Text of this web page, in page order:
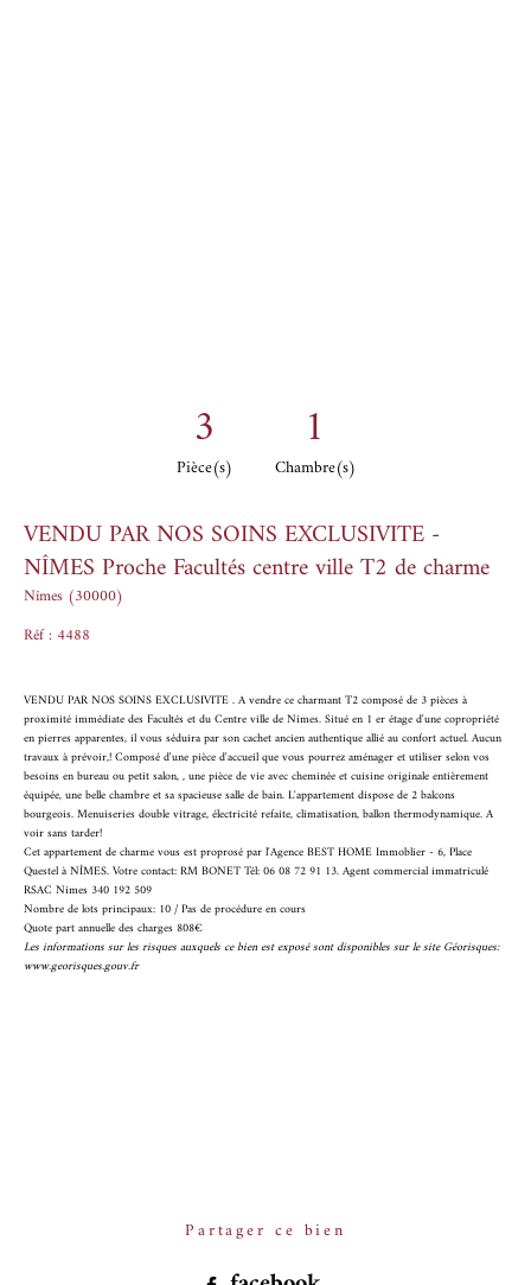
3
Pièce(s)
1
Chambre(s)
VENDU PAR NOS SOINS EXCLUSIVITE -
NÎMES Proche Facultés centre ville T2 de charme
Nîmes (30000)
Réf : 4488
VENDU PAR NOS SOINS EXCLUSIVITE . A vendre ce charmant T2 composé de 3 pièces à
proximité immédiate des Facultés et du Centre ville de Nîmes. Situé en 1 er étage d'une copropriété
en pierres apparentes, il vous séduira par son cachet ancien authentique allié au confort actuel. Aucun
travaux à prévoir,! Composé d'une pièce d'accueil que vous pourrez aménager et utiliser selon vos
besoins en bureau ou petit salon, , une pièce de vie avec cheminée et cuisine originale entièrement
équipée, une belle chambre et sa spacieuse salle de bain. L'appartement dispose de 2 balcons
bourgeois. Menuiseries double vitrage, électricité refaite, climatisation, ballon thermodynamique. A
voir sans tarder!
Cet appartement de charme vous est proprosé par l'Agence BEST HOME Immoblier - 6, Place
Questel à NÎMES. Votre contact: RM BONET Tél: 06 08 72 91 13. Agent commercial immatriculé
RSAC Nîmes 340 192 509
Nombre de lots principaux: 10 / Pas de procédure en cours
Quote part annuelle des charges 808€
Les informations sur les risques auxquels ce bien est exposé sont disponibles sur le site Géorisques:
www.georisques.gouv.fr
Partager ce bien